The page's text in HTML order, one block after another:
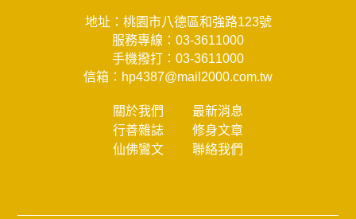
地址：桃園市八德區和強路123號
服務專線： 03-3611000
手機撥打： 03-3611000
信箱： hp4387@mail2000.com.tw
關於我們
最新消息
行善雜誌
修身文章
仙佛鸞文
聯絡我們